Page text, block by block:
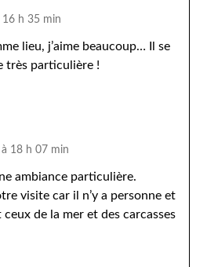
16 h 35 min
lieu, j’aime beaucoup… Il se
très particulière !
18 h 07 min
ambiance particulière.
visite car il n’y a personne et
ceux de la mer et des carcasses